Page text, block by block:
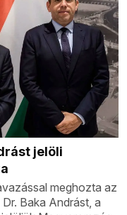
jelöli
meghozta az
Baka Andrást, a